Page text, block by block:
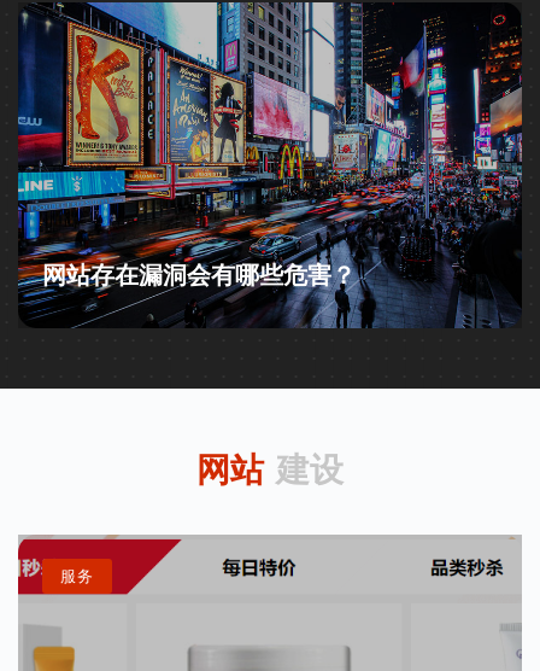
网站存在漏洞会有哪些危害？
网站 建设
服务